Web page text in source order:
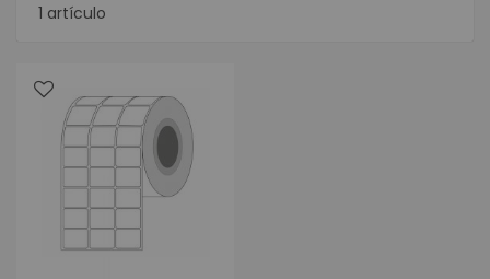
1 artículo